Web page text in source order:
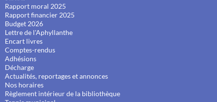
Rapport moral 2025
Rapport financier 2025
Budget 2026
Lettre de l'Aphyllanthe
Encart livres
Comptes-rendus
Adhésions
Décharge
Actualités, reportages et annonces
Nos horaires
Règlement intérieur de la bibliothèque